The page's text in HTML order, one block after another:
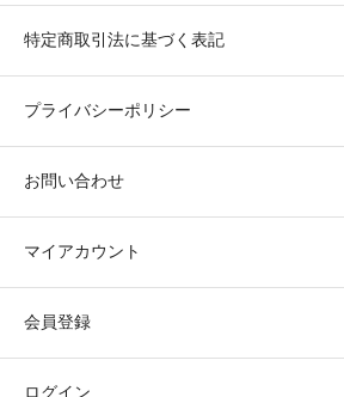
特定商取引法に基づく表記
プライバシーポリシー
お問い合わせ
マイアカウント
会員登録
ログイン